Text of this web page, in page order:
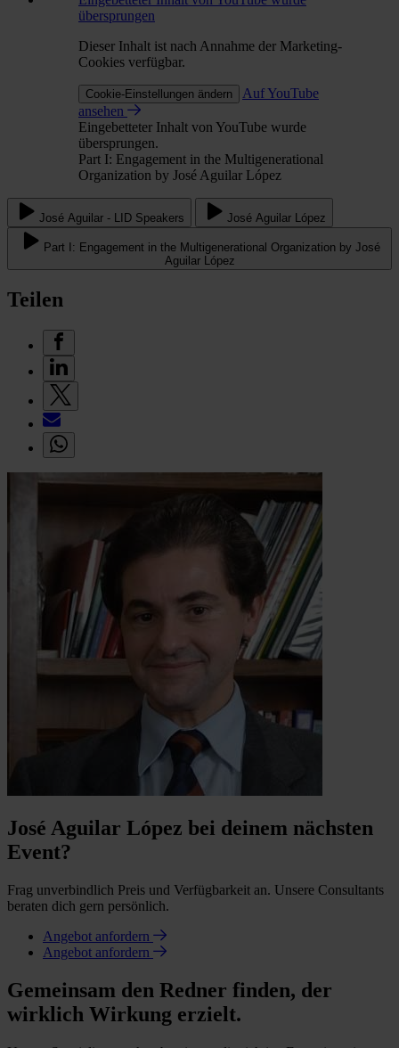
übersprungen
Dieser Inhalt ist nach Annahme der Marketing-
Cookies verfügbar.
Cookie-Einstellungen ändern
Auf YouTube
ansehen
Eingebetteter Inhalt von YouTube wurde
übersprungen.
Part I: Engagement in the Multigenerational
Organization by José Aguilar López
José Aguilar - LID Speakers José Aguilar López
Part I: Engagement in the Multigenerational Organization by José
Aguilar López
Teilen
José Aguilar López bei deinem nächsten
Event?
Frag unverbindlich Preis und Verfügbarkeit an. Unsere Consultants
beraten dich gern persönlich.
Angebot anfordern
Angebot anfordern
Gemeinsam den Redner finden, der
wirklich Wirkung erzielt.